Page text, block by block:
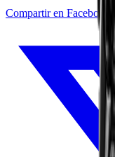
Compartir en Facebook